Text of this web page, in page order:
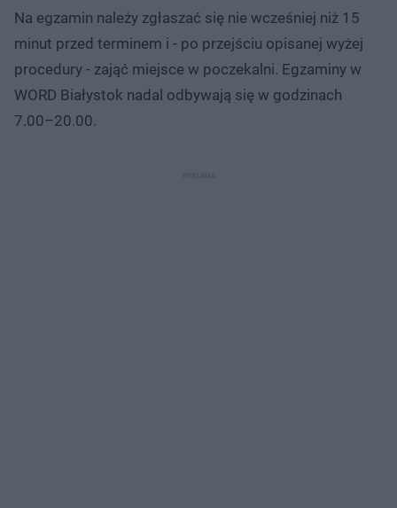
Na egzamin należy zgłaszać się nie wcześniej niż 15
minut przed terminem i - po przejściu opisanej wyżej
procedury - zająć miejsce w poczekalni. Egzaminy w
WORD Białystok nadal odbywają się w godzinach
7.00–20.00.